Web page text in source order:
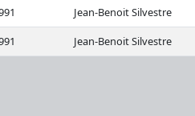
Jean-Benoit Silvestre
Jean-Benoit Silvestre